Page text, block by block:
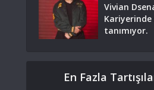
Vivian
Kariyerinde
tanımıyor.
En Fazla